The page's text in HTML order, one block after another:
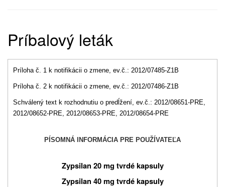
Príbalový leták
Príloha č. 1 k notifikácii o zmene, ev.č.: 2012/07485-Z1B
Príloha č. 2 k notifikácii o zmene, ev.č.: 2012/07486-Z1B
Schválený text k rozhodnutiu o predĺžení, ev.č.: 2012/08651-PRE,
2012/08652-PRE, 2012/08653-PRE, 2012/08654-PRE
PÍSOMNÁ INFORMÁCIA PRE POUŽÍVATEĽA
Zypsilan 20 mg tvrdé kapsuly
Zypsilan 40 mg tvrdé kapsuly